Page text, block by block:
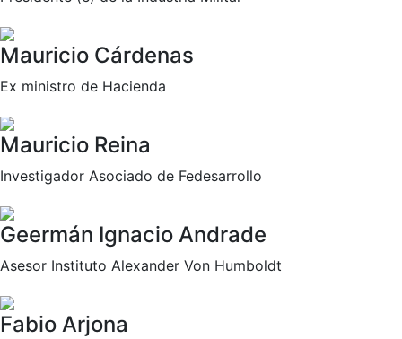
Mauricio Cárdenas
Ex ministro de Hacienda
Mauricio Reina
Investigador Asociado de Fedesarrollo
Geermán Ignacio Andrade
Asesor Instituto Alexander Von Humboldt
Fabio Arjona